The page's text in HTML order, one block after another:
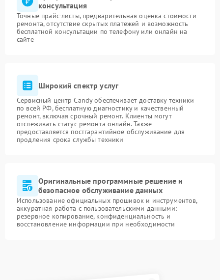
консультация
Точные прайс-листы, предварительная оценка стоимости
ремонта, отсутствие скрытых платежей и возможность
бесплатной консультации по телефону или онлайн на
сайте
Широкий спектр услуг
Сервисный центр Candy обеспечивает доставку техники
по всей РФ, бесплатную диагностику и качественный
ремонт, включая срочный ремонт. Клиенты могут
отслеживать статус ремонта онлайн. Также
предоставляется постгарантийное обслуживание для
продления срока службы техники
Оригинальные программные решение и
безопасное обслуживание данных
Использование официальных прошивок и инструментов,
аккуратная работа с пользовательскими данными:
резервное копирование, конфиденциальность и
восстановление информации при необходимости